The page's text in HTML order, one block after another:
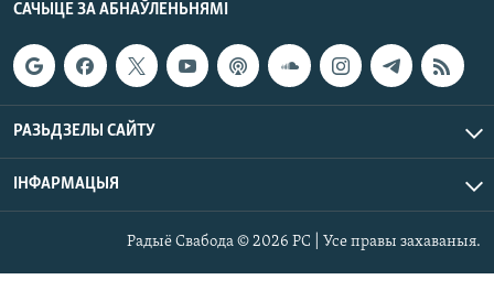
САЧЫЦЕ ЗА АБНАЎЛЕНЬНЯМІ
РАЗЬДЗЕЛЫ САЙТУ
ІНФАРМАЦЫЯ
Радыё Свабода © 2026 РС | Усе правы захаваныя.